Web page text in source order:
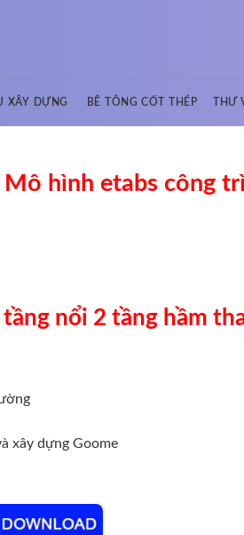
XÂY DỰNG BÊ TÔNG CỐT THÉP THƯ
hình etabs công
nổi 2 tầng hầm
xây dựng Goome